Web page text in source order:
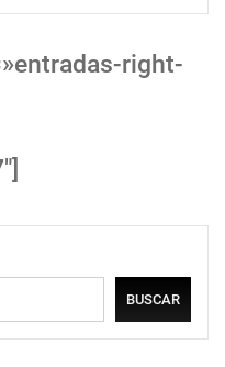
right-
BUSCAR